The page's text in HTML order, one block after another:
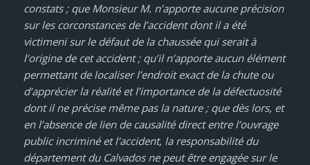
constats ; que Monsieur M. n’apporte aucune précision
sur les corconstances de l’accident dont il a été
victimeni sur le défaut de la chaussée qui serait à
l’origine de cet accident ; qu’il n’apporte aucun élément
permettant de localiser l’endroit exact de la chute ou
d’apprécier la réalité et l’importance de la défectuosité
dont il ne précise même pas la nature ; que dès lors, et
en l’absence de lien de causalité direct entre l’ouvrage
public incriminé et l’accident, la responsabilité du
département du Calvados ne peut être engagée sur le